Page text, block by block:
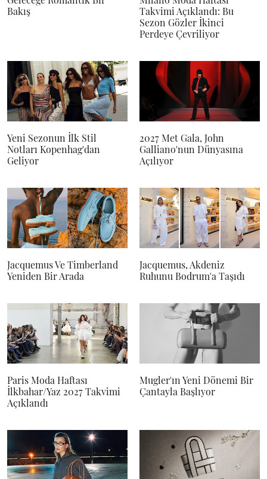
Bakış
Takvimi Açıklandı: Bu
Sezon Gözler İkinci
Perdeye Çevriliyor
Yeni Sezonun İlk Stil
Notları Kopenhag'dan
Geliyor
2027 Met Gala, John
Galliano'nun Dünyasına
Açılıyor
Jacquemus Ve Timberland
Yeniden Bir Arada
Jacquemus, Akdeniz
Ruhunu Bodrum'a Taşıdı
Paris Moda Haftası
İlkbahar/Yaz 2027 Takvimi
Açıklandı
Mugler'ın Yeni Dönemi Bir
Çantayla Başlıyor